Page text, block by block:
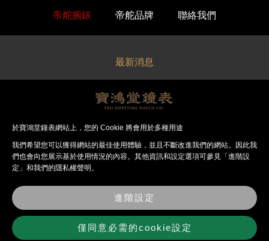
帝舵腕錶 帝舵品牌 聯絡我們
最新消息
關於寶鴻堂
經銷品牌
法律聲明
聯絡我們
於寶鴻堂鐘表網站上，您的 Cookie 將會用於多種用途
我們希望您可以獲得網站的最佳使⽤體驗，並且不斷改進我們的網站。因此我
們也會向您展⽰基於使⽤情況的內容。其他資訊和設定選項可參見「進階設
定」和我們的隱私權聲明。
進階設定
僅同意必需的cookie設定